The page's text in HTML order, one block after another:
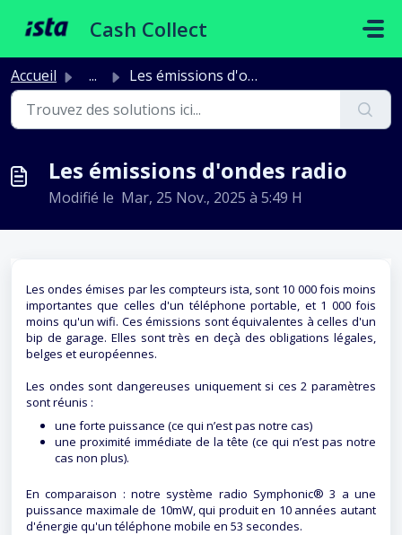
Cash Collect
Accueil ... Les émissions d'ondes radio
Les émissions d'ondes radio
Modifié le Mar, 25 Nov., 2025 à 5:49 H
Les ondes émises par les compteurs ista, sont 10 000 fois moins
importantes que celles d'un téléphone portable, et 1 000 fois
moins qu'un wifi. Ces émissions sont équivalentes à celles d'un
bip de garage. Elles sont très en deçà des obligations légales,
belges et européennes.
Les ondes sont dangereuses uniquement si ces 2 paramètres
sont réunis :
une forte puissance (ce qui n’est pas notre cas)
une proximité immédiate de la tête (ce qui n’est pas notre
cas non plus).
En comparaison : notre système radio Symphonic® 3 a une
puissance maximale de 10mW, qui produit en 10 années autant
d'énergie qu'un téléphone mobile en 53 secondes.